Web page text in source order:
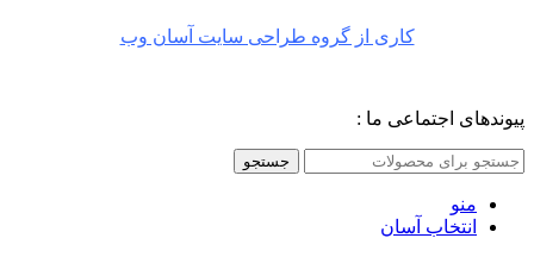
کاری از گروه طراحی سایت آسان وب
پیوندهای اجتماعی ما :
جستجو
منو
انتخاب آسان